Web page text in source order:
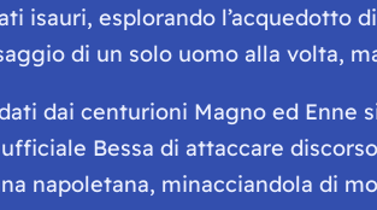
isauri, esplorando l’acquedotto
di un solo uomo alla volta,
dai centurioni Magno ed Enne
Bessa di attaccare
napoletana, minacciandola di